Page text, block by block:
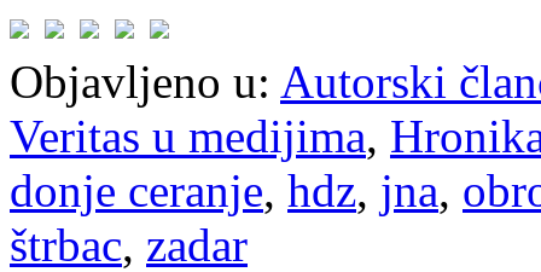
Objavljeno u: Autorski
Veritas u medijima,
donje ceranje, hdz, jna,
štrbac, zadar